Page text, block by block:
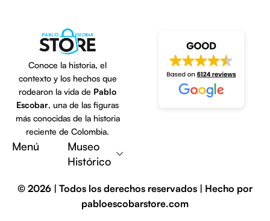
Conoce la historia, el
contexto y los hechos que
rodearon la vida de Pablo
Escobar, una de las figuras
más conocidas de la historia
reciente de Colombia.
Menú
Museo
Histórico
© 2026 | Todos los derechos reservados | Hecho por
pabloescobarstore.com